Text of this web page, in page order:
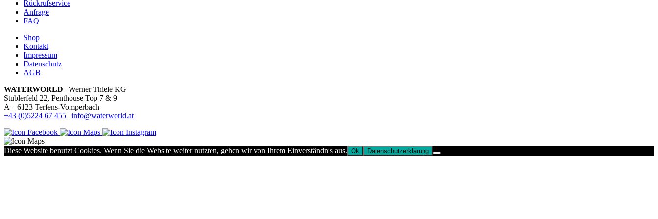
Rückrufservice
Anfrage
FAQ
Shop
Kontakt
Impressum
Datenschutz
AGB
WATERWORLD | Werner Thiele KG
Stublerfeld 22, Penthouse Top 7 & 9
A – 6123 Terfens-Vomperbach
+43 (0)5224 67 455 | info@waterworld.at
Diese Website benutzt Cookies. Wenn Sie die Website weiter nutzten, gehen wir von Ihrem Einverständnis aus. Ok Datenschutzerklärung